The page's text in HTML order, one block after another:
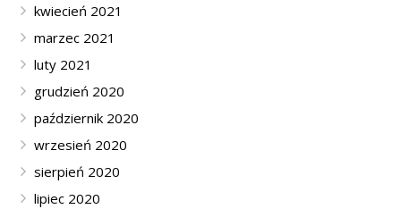
kwiecień 2021
marzec 2021
luty 2021
grudzień 2020
październik 2020
wrzesień 2020
sierpień 2020
lipiec 2020